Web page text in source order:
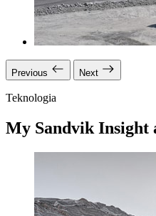
Previous Next
Teknologia
My Sandvik Insight